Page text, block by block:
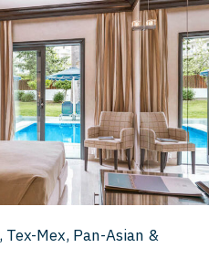
Mex, Pan-Asian &